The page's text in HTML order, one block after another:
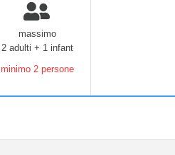
massimo
2 adulti + 1 infant
minimo 2 persone